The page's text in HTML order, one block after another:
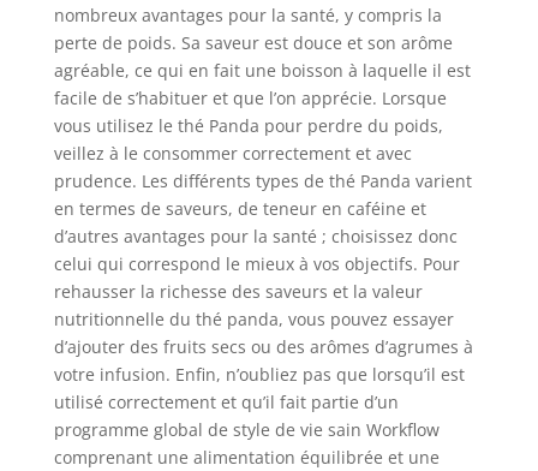
nombreux avantages pour la santé, y compris la
perte de poids. Sa saveur est douce et son arôme
agréable, ce qui en fait une boisson à laquelle il est
facile de s’habituer et que l’on apprécie. Lorsque
vous utilisez le thé Panda pour perdre du poids,
veillez à le consommer correctement et avec
prudence. Les différents types de thé Panda varient
en termes de saveurs, de teneur en caféine et
d’autres avantages pour la santé ; choisissez donc
celui qui correspond le mieux à vos objectifs. Pour
rehausser la richesse des saveurs et la valeur
nutritionnelle du thé panda, vous pouvez essayer
d’ajouter des fruits secs ou des arômes d’agrumes à
votre infusion. Enfin, n’oubliez pas que lorsqu’il est
utilisé correctement et qu’il fait partie d’un
programme global de style de vie sain Workflow
comprenant une alimentation équilibrée et une